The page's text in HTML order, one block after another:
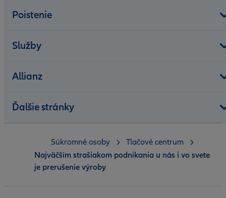
Poistenie
Služby
Allianz
Ďalšie stránky
Súkromné osoby
Tlačové centrum
Najväčším strašiakom podnikania u nás i vo svete
je prerušenie výroby